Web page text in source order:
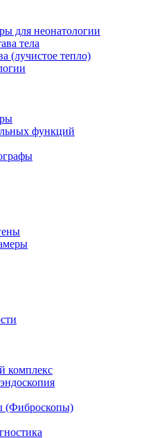
для неонатологии
тела
(лучистое тепло)
функций
комплекс
(Фиброcкопы)